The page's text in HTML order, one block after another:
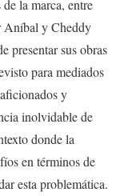
la marca, entre
Aníbal y Cheddy
presentar sus obras
para mediados
y
inolvidable de
donde la
en términos de
esta problemática.